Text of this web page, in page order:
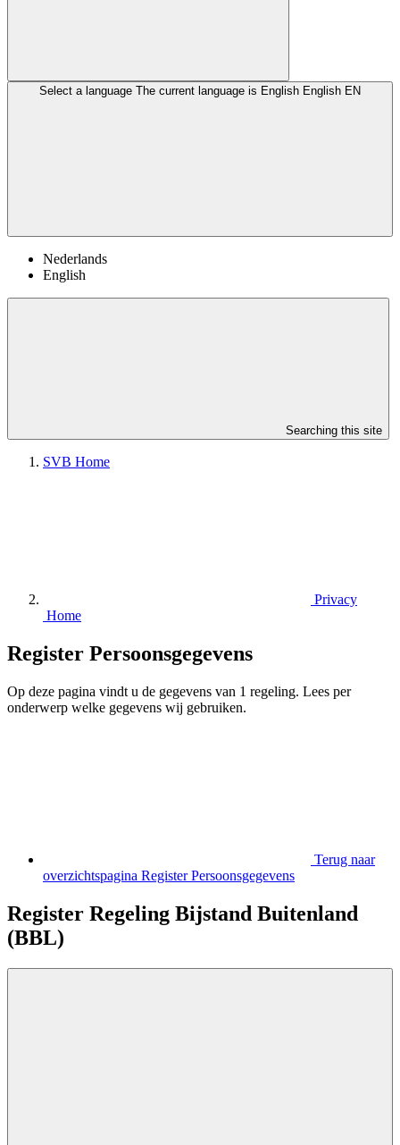
Select a language The current language is English English EN
Nederlands
English
Searching this site
SVB Home
Privacy
Home
Register Persoonsgegevens
Op deze pagina vindt u de gegevens van 1 regeling. Lees per
onderwerp welke gegevens wij gebruiken.
Terug naar
overzichtspagina Register Persoonsgegevens
Register Regeling Bijstand Buitenland
(BBL)